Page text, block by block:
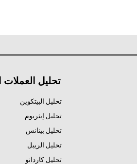
تحليل العملات
تحليل البيتكوين
تحليل إيثريوم
تحليل بينانس
تحليل الريبل
تحليل كاردانو